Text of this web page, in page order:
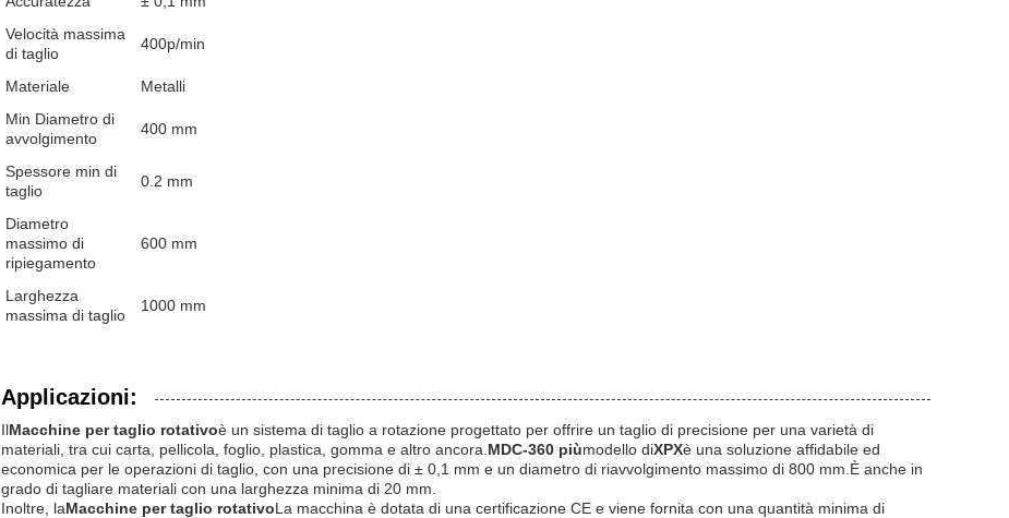
Velocità massima
di taglio
400p/min
Materiale
Metalli
Min Diametro di
avvolgimento
400 mm
Spessore min di
taglio
0.2 mm
Diametro
massimo di
ripiegamento
600 mm
Larghezza
massima di taglio
1000 mm
Applicazioni:
IlMacchine per taglio rotativoè un sistema di taglio a rotazione progettato per offrire un taglio di precisione per una varietà di
materiali, tra cui carta, pellicola, foglio, plastica, gomma e altro ancora. MDC-360 piùmodello diXPXè una soluzione affidabile ed
economica per le operazioni di taglio, con una precisione di ± 0,1 mm e un diametro di riavvolgimento massimo di 800 mm.È anche in
grado di tagliare materiali con una larghezza minima di 20 mm.
Inoltre, laMacchine per taglio rotativoLa macchina è dotata di una certificazione CE e viene fornita con una quantità minima di